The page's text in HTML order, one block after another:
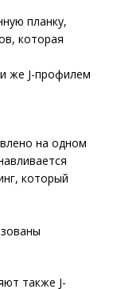
планку,
которая
же J-профилем
на одном
который
также J-